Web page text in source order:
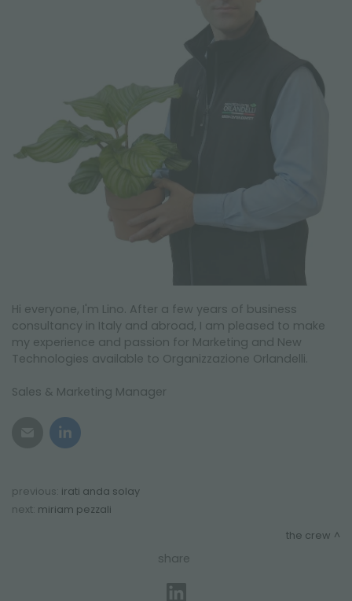
Hi everyone, I'm Lino. After a few years of business
consultancy in Italy and abroad, I am pleased to make
my experience and passion for Marketing and New
Technologies available to Organizzazione Orlandelli.
Sales & Marketing Manager
previous: irati anda solay
next: miriam pezzali
the crew
share